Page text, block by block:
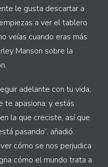
le gusta descartar a
a ver el tablero
veías cuando eras más
Manson sobre la
adelante con tu vida,
te apasiona, y estás
la que creciste, así que
pasando”, añadió.
cómo se nos perjudica
cómo el mundo trata a